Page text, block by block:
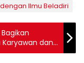
Ilmu Beladiri
Karyawan dan